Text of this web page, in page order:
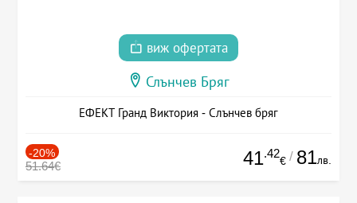
виж офертата
Слънчев Бряг
ЕФЕКТ Гранд Виктория - Слънчев бряг
-20%
51.64€ 41.42
€ / 81лв.